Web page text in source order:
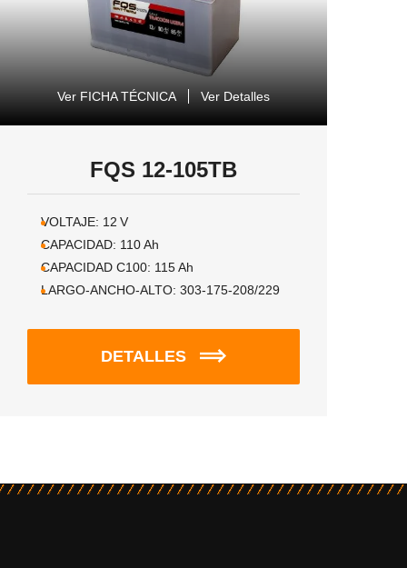
Ver FICHA TÉCNICA Ver Detalles
FQS 12-105TB
VOLTAJE: 12 V
CAPACIDAD: 110Ah
CAPACIDAD C100: 115Ah
LARGO-ANCHO-ALTO: 303-175-208/229
DETALLES